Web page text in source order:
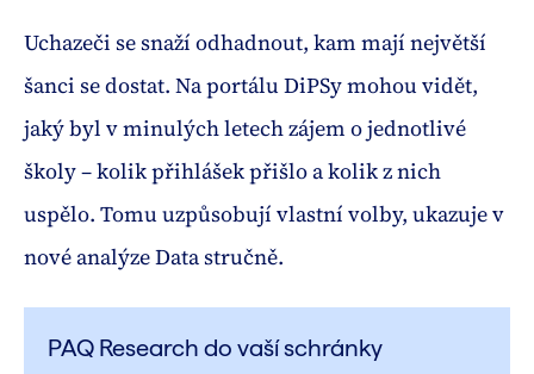
Uchazeči se snaží odhadnout, kam mají největší
šanci se dostat. Na portálu DiPSy mohou vidět,
jaký byl v minulých letech zájem o jednotlivé
školy – kolik přihlášek přišlo a kolik z nich
uspělo. Tomu uzpůsobují vlastní volby, ukazuje v
nové analýze Data stručně.
PAQ Research do vaší schránky